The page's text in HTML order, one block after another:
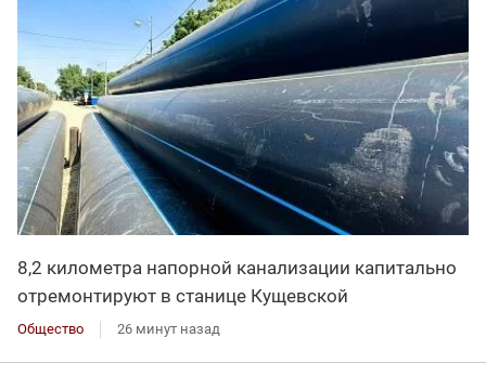
8,2 километра напорной канализации капитально
отремонтируют в станице Кущевской
Общество 26 минут назад